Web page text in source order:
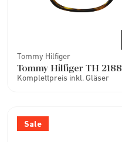
Tommy Hilfiger
Tommy Hilfiger TH 2188
Komplettpreis inkl. Gläser
Sale